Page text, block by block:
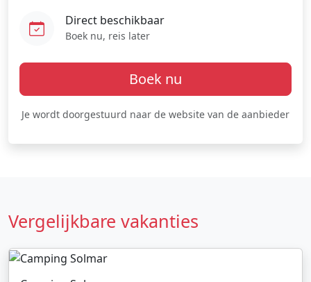
Direct beschikbaar
Boek nu, reis later
Boek nu
Je wordt doorgestuurd naar de website van de aanbieder
Vergelijkbare vakanties